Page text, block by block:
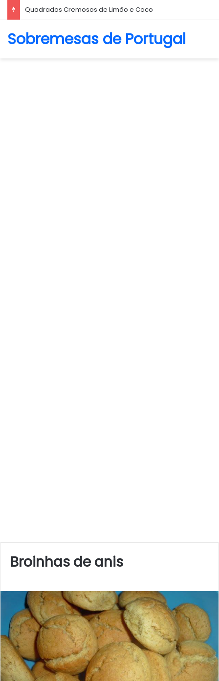
Biscoito Amanteigado
Sobremesas de Portugal
Broinhas de anis